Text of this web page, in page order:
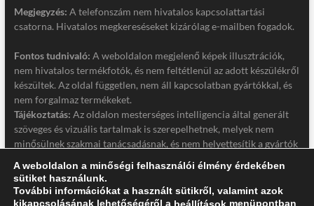
Megjegyzés: A telefonszám nem hivatalos kapcsolattartási
csatorna. Hivatalos megkereséseket kizárólag e-mailben fogadok.
Fontos tudnivaló: A weboldalon megjelenő képek illusztrációk,
nem hivatalos termékfotók, és nem feltétlenül az adott készülékről
készültek. Az oldal független, nem áll kapcsolatban gyártókkal, és
nem forgalmaz termékeket.
Tájékoztatás: Az oldalon mesterséges intelligencia által generált
szöveges és vizuális tartalmak is szerepelhetnek, melyek nem
minősülnek szakmai tanácsadásnak, és nem helyettesítik a gyártók
Jogi nyilatkozat
Adatkezelési tájékoztató
A weboldalon a minőségi felhasználói élmény érdekében
sütiket használunk.
További információkat a használt sütikről, valamint azok
kikapcsolásának lehetőségéről a
menüpontban